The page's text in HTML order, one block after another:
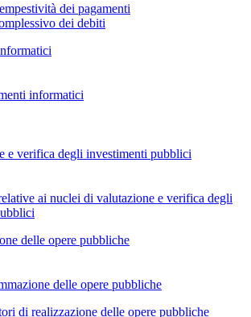
dei pagamenti
dei debiti
informatici
e verifica degli investimenti pubblici
ai nuclei di valutazione e verifica degli
delle opere pubbliche
delle opere pubbliche
di realizzazione delle opere pubbliche